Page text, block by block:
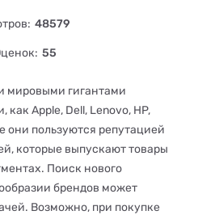
48579
55
мировыми гигантами
Apple, Dell, Lenovo, HP,
они пользуются репутацией
которые выпускают товары
Поиск нового
брендов может
Возможно, при покупке